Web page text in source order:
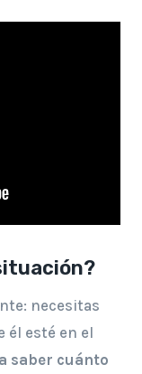
necesitas
él esté en el
saber cuánto